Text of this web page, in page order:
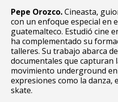
Pepe Orozco.Cineasta,
con un enfoque especial en
guatemalteco. Estudió cine
ha complementado su
talleres. Su trabajo abarca
documentales que capturan
movimiento underground
expresiones como la danza,
skate.